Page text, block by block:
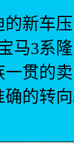
的新车
马3系
贯的
的转